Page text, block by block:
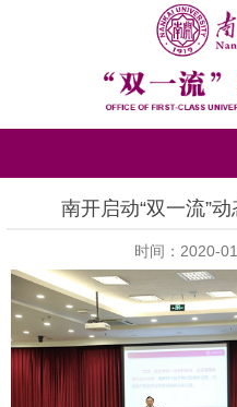
南开启动“双一流”
时间：2020-